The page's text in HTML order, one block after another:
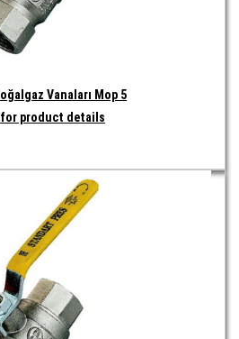
Vanaları Mop 5
product details